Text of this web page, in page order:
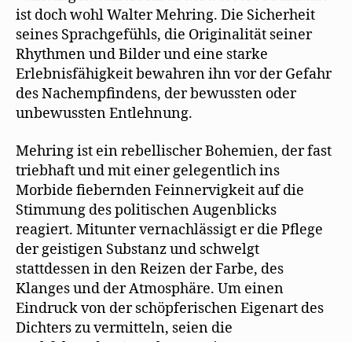
ist doch wohl Walter Mehring. Die Sicherheit
seines Sprachgefühls, die Originalität seiner
Rhythmen und Bilder und eine starke
Erlebnisfähigkeit bewahren ihn vor der Gefahr
des Nachempfindens, der bewussten oder
unbewussten Entlehnung.
Mehring ist ein rebellischer Bohemien, der fast
triebhaft und mit einer gelegentlich ins
Morbide fiebernden Feinnervigkeit auf die
Stimmung des politischen Augenblicks
reagiert. Mitunter vernachlässigt er die Pflege
der geistigen Substanz und schwelgt
stattdessen in den Reizen der Farbe, des
Klanges und der Atmosphäre. Um einen
Eindruck von der schöpferischen Eigenart des
Dichters zu vermitteln, seien die